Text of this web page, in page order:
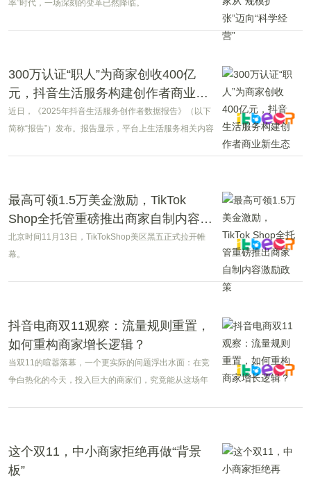
率”时代，一场深刻的变革已然降临。
300万认证“职人”为商家创收400亿
元，抖音生活服务构建创作者商业新
生态
近日，《2025年抖音生活服务创作者数据报告》（以下
简称“报告”）发布。报告显示，平台上生活服务相关内容
最高可领1.5万美金激励，TikTok
Shop全托管重磅推出商家自制内容激
励政策
北京时间11月13日，TikTokShop美区黑五正式拉开帷
幕。
抖音电商双11观察：流量规则重置，
如何重构商家增长逻辑？
当双11的喧嚣落幕，一个更实际的问题浮出水面：在竞
争白热化的今天，投入巨大的商家们，究竟能从这场年
这个双11，中小商家拒绝再做“背景
板”